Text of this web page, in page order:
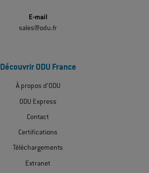
E-mail
sales@odu.fr
Découvrir ODU France
À propos d’ODU
ODU Express
Contact
Certifications
Téléchargements
Extranet